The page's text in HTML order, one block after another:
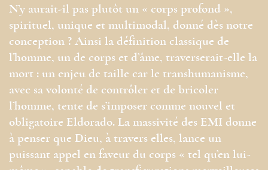
N’y aurait-il pas plutôt un « corps profond »,
spirituel, unique et multimodal, donné dès notre
conception ? Ainsi la définition classique de
l’homme, un de corps et d’âme, traverserait-elle la
mort : un enjeu de taille car le transhumanisme,
avec sa volonté de contrôler et de bricoler
l’homme, tente de s’imposer comme nouvel et
obligatoire Eldorado. La massivité des EMI donne
à penser que Dieu, à travers elles, lance un
puissant appel en faveur du corps « tel qu’en lui-